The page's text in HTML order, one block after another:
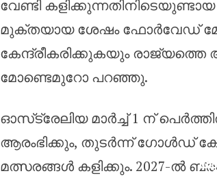
വേണ്ടി
മുക്തയായ ശേഷം ഫോർവേഡ് മേരി
കേന്ദ്രീകരിക്കുകയും രാജ്യത്തെ
മോണ്ടെമുറോ പറഞ്ഞു.
ഓസ്‌ട്രേലിയ മാർച്ച് 1 ന്
ആരംഭിക്കും, തുടർന്ന് ഗോൾഡ്
മത്സരങ്ങൾ കളിക്കും. 2027-ൽ